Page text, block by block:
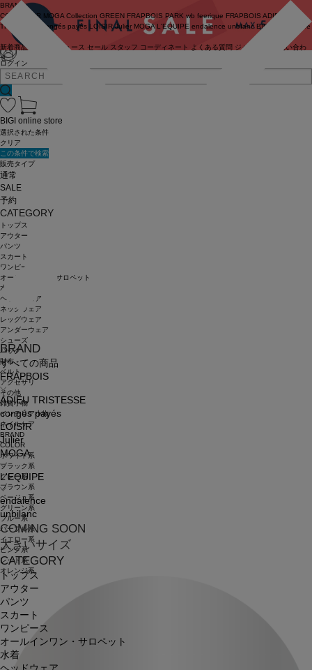
ログイン
BRAND
COUTURIER MOGA Collection GREEN FRAPBOIS PARK wb feerique FRAPBOIS ADIEU
TRISTESSE
congés payés LOISIR Julier MOGA L'EQUIPE endalence unbilanc BIGI online store
新着商品 ニュース セール スタッフ コーディネート よくある質問 ジャーナル
お問い合わ
せ
BRAND
すべての商品
FRAPBOIS
ADIEU TRISTESSE
congés payés
LOISIR
Julier
MOGA
L'EQUIPE
endalence
unbilanc
COMING SOON
大きいサイズ
CATEGORY
トップス
アウター
パンツ
スカート
ワンピース
オールインワン・サロペット
水着
BIGI online store
選択された条件
クリア
この条件で検索
販売タイプ
通常
SALE
予約
CATEGORY
トップス
アウター
パンツ
スカート
ワンピース
オールインワン・サロペット
水着
ヘッドウェア
ネックウェア
レッグウェア
アンダーウェア
シューズ
バッグ
財布
ベルト
アクセサリ
その他
雑貨小物
インテリア小物
ネイルケア
BRAND
COLOR
ホワイト系
ブラック系
グレー系
ブラウン系
ベージュ系
グリーン系
ブルー系
パープル系
イエロー系
ピンク系
レッド系
オレンジ系